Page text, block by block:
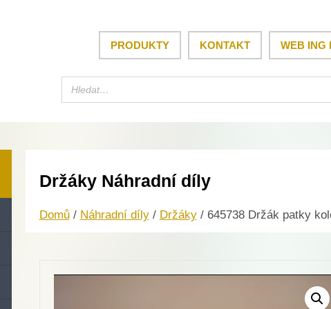
PRODUKTY KONTAKT WEB ING
Držáky Náhradní díly
Domů/ Náhradní díly/ Držáky/ 645738 Držák patky